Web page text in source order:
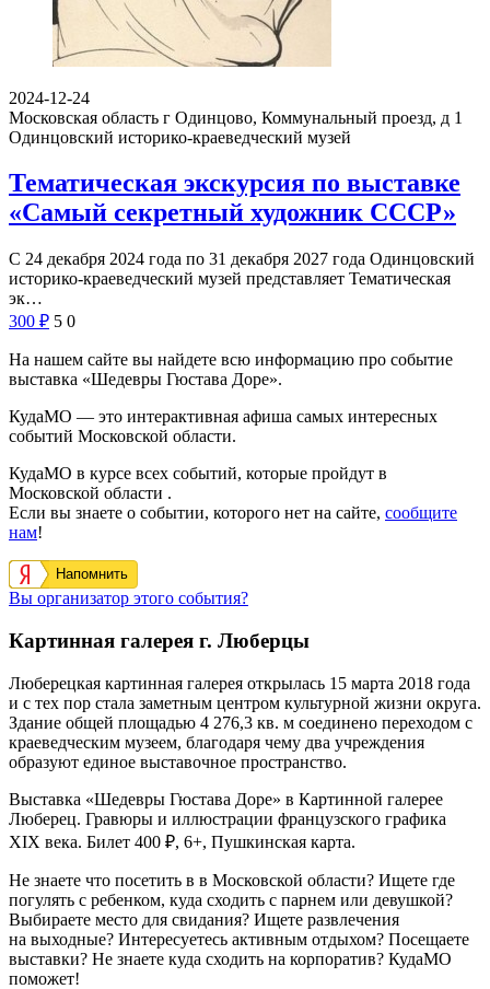
2024-12-24
Московская область г Одинцово, Коммунальный проезд, д 1
Одинцовский историко-краеведческий музей
Тематическая экскурсия по выставке
«Самый секретный художник СССР»
С 24 декабря 2024 года по 31 декабря 2027 года Одинцовский
историко-краеведческий музей представляет Тематическая
эк…
300 ₽ 5 0
На нашем сайте вы найдете всю информацию про событие
выставка «Шедевры Гюстава Доре».
КудаМО — это интерактивная афиша самых интересных
событий Московской области.
КудаМО в курсе всех событий, которые пройдут в
Московской области .
Если вы знаете о событии, которого нет на сайте, сообщите
нам!
Напомнить
Вы организатор этого события?
Картинная галерея г. Люберцы
Люберецкая картинная галерея открылась 15 марта 2018 года
и с тех пор стала заметным центром культурной жизни округа.
Здание общей площадью 4 276,3 кв. м соединено переходом с
краеведческим музеем, благодаря чему два учреждения
образуют единое выставочное пространство.
Выставка «Шедевры Гюстава Доре» в Картинной галерее
Люберец. Гравюры и иллюстрации французского графика
XIX века. Билет 400 ₽, 6+, Пушкинская карта.
Не знаете что посетить в в Московской области? Ищете где
погулять с ребенком, куда сходить с парнем или девушкой?
Выбираете место для свидания? Ищете развлечения
на выходные? Интересуетесь активным отдыхом? Посещаете
выставки? Не знаете куда сходить на корпоратив? КудаМО
поможет!